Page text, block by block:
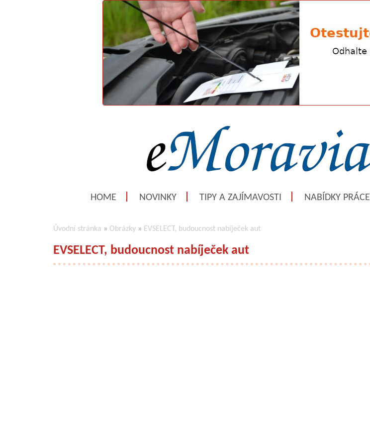
HOME NOVINKY TIPY A ZAJÍMAVOSTI NABÍDKY PRÁCE
Úvodní stránka » Obrázky » EVSELECT, budoucnost nabíječek aut
EVSELECT, budoucnost nabíječek aut